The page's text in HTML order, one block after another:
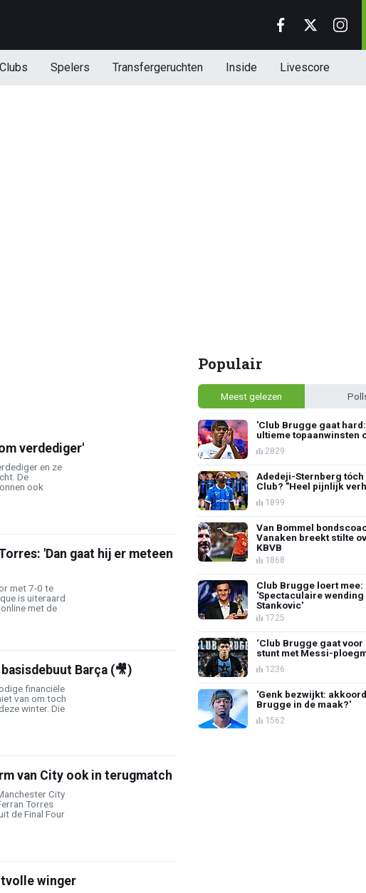
Clubs Spelers Transfergeruchten Inside Livescore
verdediger'
en ze
De
ook
'Dan gaat hij er meteen
met 7-0 te
is uiteraard
met de
Barça (🎥)
financiële
van om toch
winter. Die
van City ook in terugmatch
City
Torres
de Final Four
winger
Populair
Meest gelezen
'Club Brugge gaat
ultieme topaanwinsten
2829
Adedeji-Sternberg tóch
Club? "Heel pijnlijk
1899
Van Bommel
Vanaken breekt stilte
KBVB
1868
Club Brugge loert mee:
'Spectaculaire wending
Stankovic'
1725
‘Club Brugge gaat
stunt met Messi-
1236
'Genk bezwijkt:
Brugge in de maak?'
1562